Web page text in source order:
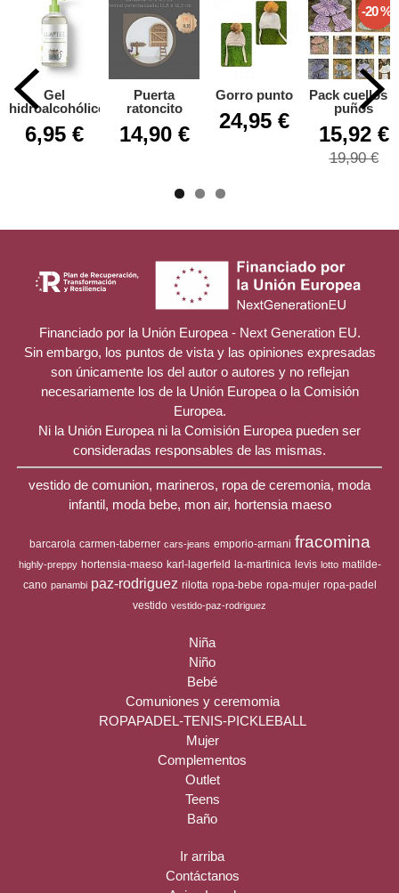
Gel
hidroalcohólico
6,95 €
Puerta
ratoncito
14,90 €
Gorro punto
24,95 €
-20 %
Pack cuellos y
puños
15,92 €
19,90 €
Financiado por la Unión Europea - Next Generation EU.
Sin embargo, los puntos de vista y las opiniones expresadas
son únicamente los del autor o autores y no reflejan
necesariamente los de la Unión Europea o la Comisión
Europea.
Ni la Unión Europea ni la Comisión Europea pueden ser
consideradas responsables de las mismas.
vestido de comunion, marineros, ropa de ceremonia, moda
infantil, moda bebe, mon air, hortensia maeso
barcarola carmen-taberner cars-jeans emporio-armani fracomina
highly-preppy hortensia-maeso karl-lagerfeld la-martinica levis lotto matilde-
cano panambi paz-rodriguez rilotta ropa-bebe ropa-mujer ropa-padel
vestido vestido-paz-rodriguez
Niña
Niño
Bebé
Comuniones y ceremomia
ROPAPADEL-TENIS-PICKLEBALL
Mujer
Complementos
Outlet
Teens
Baño
Ir arriba
Contáctanos